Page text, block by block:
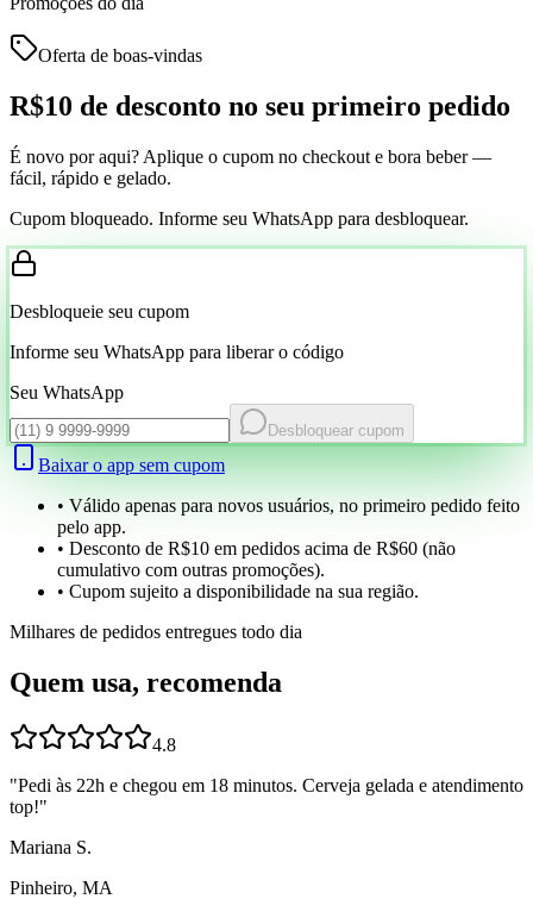
Oferta de boas-vindas
R$10 de desconto no seu primeiro pedido
É novo por aqui? Aplique o cupom no checkout e bora beber —
fácil, rápido e gelado.
Cupom bloqueado. Informe seu WhatsApp para desbloquear.
Desbloqueie seu cupom
Informe seu WhatsApp para liberar o código
Seu WhatsApp
Desbloquear cupom
Baixar o app sem cupom
• Válido apenas para novos usuários, no primeiro pedido feito
pelo app.
• Desconto de R$10 em pedidos acima de R$60 (não
cumulativo com outras promoções).
• Cupom sujeito a disponibilidade na sua região.
Milhares de pedidos entregues todo dia
Quem usa, recomenda
4.8
"Pedi às 22h e chegou em 18 minutos. Cerveja gelada e atendimento
top!"
Mariana S.
Pinheiro, MA